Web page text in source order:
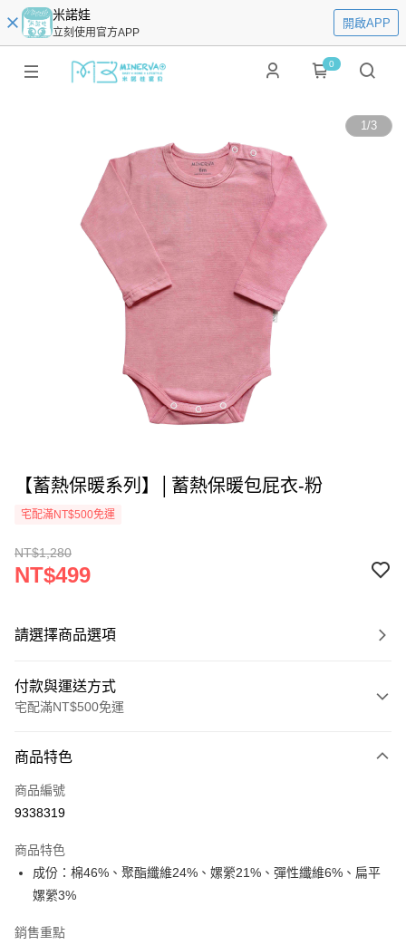
米諾娃
立刻使用官方APP
開啟APP
0
1/3
【蓄熱保暖系列】│蓄熱保暖包屁衣-粉
宅配滿NT$500免運
NT$1,280
NT$499
請選擇商品選項
付款與運送方式
宅配滿NT$500免運
信用卡一次付款
LINE Pay
街口支付
悠遊付
ATM付款
商品特色
商品編號
9338319
商品特色
成份：棉46%、聚酯纖維24%、嫘縈21%、彈性纖維6%、扁平
嫘縈3%
銷售重點